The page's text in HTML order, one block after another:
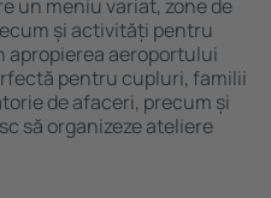
un meniu variat, zone de
și activități pentru
apropierea aeroportului
pentru cupluri, familii
de afaceri, precum și
să organizeze ateliere